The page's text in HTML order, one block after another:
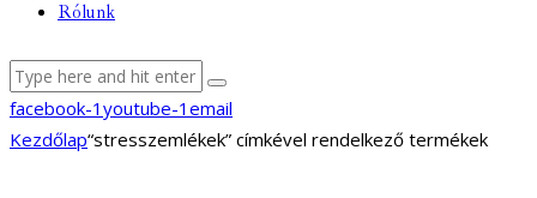
Rólunk
facebook-1 youtube-1 email
Kezdőlap“stresszemlékek” címkével rendelkező termékek